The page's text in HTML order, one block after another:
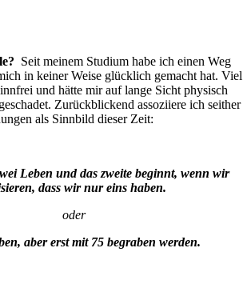
Seit meinem Studium habe ich einen Weg
in keiner Weise glücklich gemacht hat. Viel
und hätte mir auf lange Sicht physisch
Zurückblickend assoziiere ich seither
als Sinnbild dieser Zeit:
Leben und das zweite beginnt, wenn wir
dass wir nur eins haben.
oder
aber erst mit 75 begraben werden.